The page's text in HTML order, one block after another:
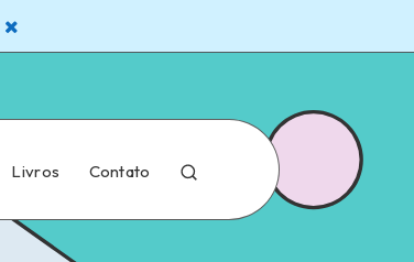
Livros Contato